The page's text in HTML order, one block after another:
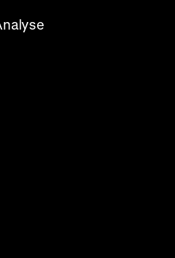
befristeten Vereinbarung
Dezember 1963 und dem 5.
Besuche von über
Das Abkommen
politischen
zustande, wie es in den
Während der Westen mit
1966 noch drei weitere
der DDR verbindet, wird
als diplomatischer Erfolg
hätte der Westen den
politische
es nicht, dass auch die
und Dokumentarfilme
Passierschein-Aktion
(jg)